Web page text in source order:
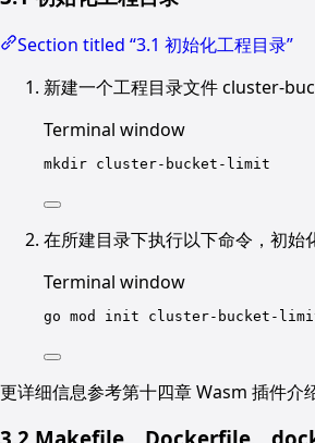
Section titled “3.1 初始化工程目录”
新建一个工程目录文件 cluster-
Terminal window
mkdir cluster-bucket-limit
在所建目录下执行以下命令，初始
Terminal window
go mod init cluster-bucket-
更详细信息参考第十四章 Wasm 插件介